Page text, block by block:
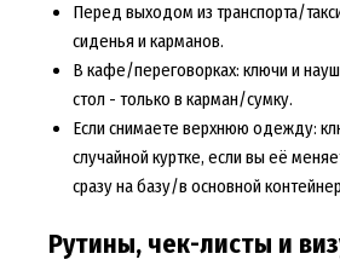
Перед выходом из транспорта/
сиденья и карманов.
В кафе/переговорках: ключи и
стол - только в карман/сумку.
Если снимаете верхнюю одежду:
случайной куртке, если вы её
сразу на базу/в основной
Рутины, чек-листы и